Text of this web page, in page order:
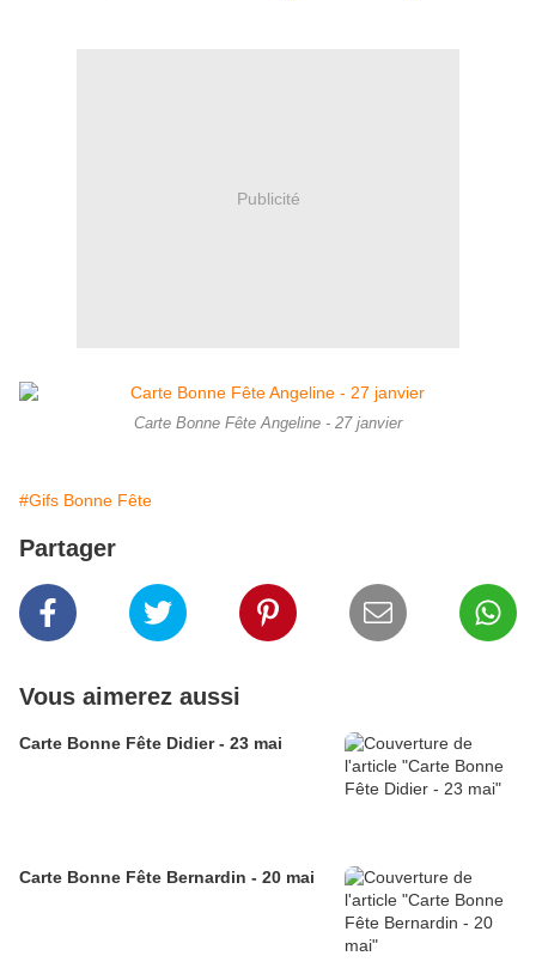
Publicité
Carte Bonne Fête Angeline - 27 janvier
#Gifs Bonne Fête
Partager
Vous aimerez aussi
Carte Bonne Fête Didier - 23 mai
Carte Bonne Fête Bernardin - 20 mai